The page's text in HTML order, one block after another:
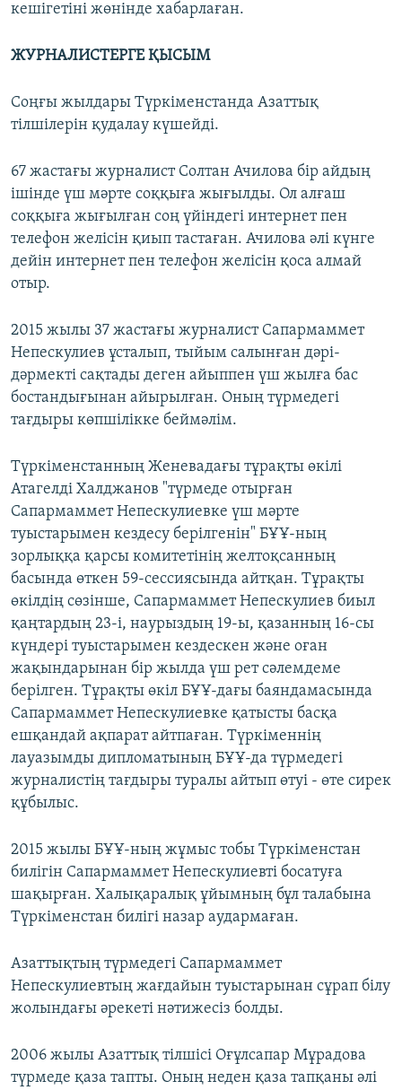
кешігетіні жөнінде хабарлаған.
ЖУРНАЛИСТЕРГЕ ҚЫСЫМ
Соңғы жылдары Түркіменстанда Азаттық
тілшілерін қудалау күшейді.
67 жастағы журналист Солтан Ачилова бір айдың
ішінде үш мәрте соққыға жығылды. Ол алғаш
соққыға жығылған соң үйіндегі интернет пен
телефон желісін қиып тастаған. Ачилова әлі күнге
дейін интернет пен телефон желісін қоса алмай
отыр.
2015 жылы 37 жастағы журналист Сапармаммет
Непескулиев ұсталып, тыйым салынған дәрі-
дәрмекті сақтады деген айыппен үш жылға бас
бостандығынан айырылған. Оның түрмедегі
тағдыры көпшілікке беймәлім.
Түркіменстанның Женевадағы тұрақты өкілі
Атагелді Халджанов "түрмеде отырған
Сапармаммет Непескулиевке үш мәрте
туыстарымен кездесу берілгенін" БҰҰ-ның
зорлыққа қарсы комитетінің желтоқсанның
басында өткен 59-сессиясында айтқан. Тұрақты
өкілдің сөзінше, Сапармаммет Непескулиев биыл
қаңтардың 23-і, наурыздың 19-ы, қазанның 16-сы
күндері туыстарымен кездескен және оған
жақындарынан бір жылда үш рет сәлемдеме
берілген. Тұрақты өкіл БҰҰ-дағы баяндамасында
Сапармаммет Непескулиевке қатысты басқа
ешқандай ақпарат айтпаған. Түркіменнің
лауазымды дипломатының БҰҰ-да түрмедегі
журналистің тағдыры туралы айтып өтуі - өте сирек
құбылыс.
2015 жылы БҰҰ-ның жұмыс тобы Түркіменстан
билігін Сапармаммет Непескулиевті босатуға
шақырған. Халықаралық ұйымның бұл талабына
Түркіменстан билігі назар аудармаған.
Азаттықтың түрмедегі Сапармаммет
Непескулиевтың жағдайын туыстарынан сұрап білу
жолындағы әрекеті нәтижесіз болды.
2006 жылы Азаттық тілшісі Оғұлсапар Мұрадова
түрмеде қаза тапты. Оның неден қаза тапқаны әлі